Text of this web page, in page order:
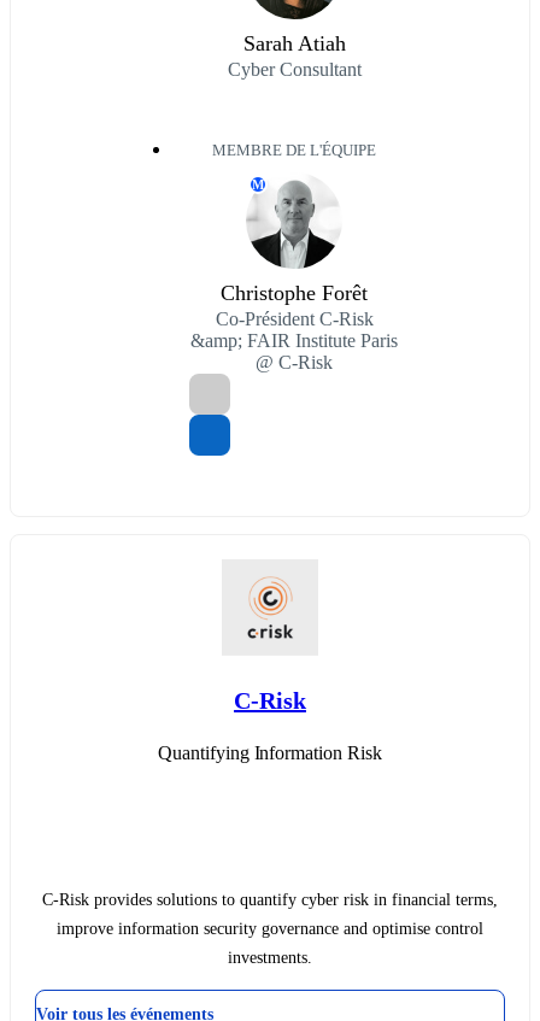
Sarah Atiah
Cyber Consultant
MEMBRE DE L'ÉQUIPE
M
Christophe Forêt
Co-Président C-Risk
&amp; FAIR Institute Paris
@ C-Risk
C-Risk
Quantifying Information Risk
C-Risk provides solutions to quantify cyber risk in financial terms,
improve information security governance and optimise control
investments.
Voir tous les événements